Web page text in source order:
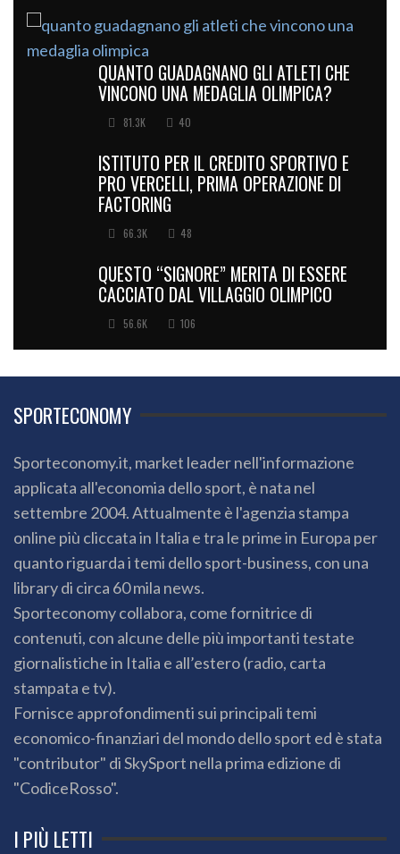
QUANTO GUADAGNANO GLI ATLETI CHE
VINCONO UNA MEDAGLIA OLIMPICA?
81.3K 40
ISTITUTO PER IL CREDITO SPORTIVO E
PRO VERCELLI, PRIMA OPERAZIONE DI
FACTORING
66.3K 48
QUESTO “SIGNORE” MERITA DI ESSERE
CACCIATO DAL VILLAGGIO OLIMPICO
56.6K 106
SPORTECONOMY
Sporteconomy.it, market leader nell'informazione
applicata all'economia dello sport, è nata nel
settembre 2004. Attualmente è l'agenzia stampa
online più cliccata in Italia e tra le prime in Europa per
quanto riguarda i temi dello sport-business, con una
library di circa 60 mila news.
Sporteconomy collabora, come fornitrice di
contenuti, con alcune delle più importanti testate
giornalistiche in Italia e all’estero (radio, carta
stampata e tv).
Fornisce approfondimenti sui principali temi
economico-finanziari del mondo dello sport ed è stata
"contributor" di SkySport nella prima edizione di
"CodiceRosso".
I PIÙ LETTI